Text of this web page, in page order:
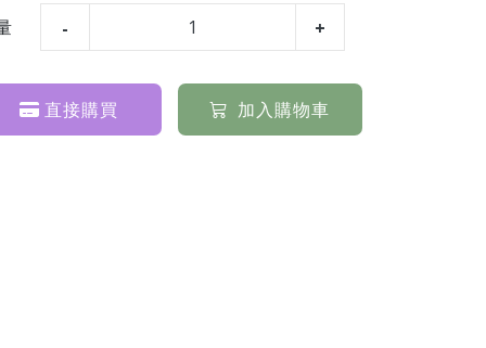
直接購買 加入購物車